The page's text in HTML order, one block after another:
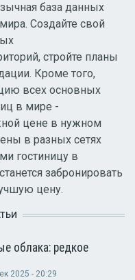
база данных
Создайте свой
стройте планы
Кроме того,
всех основных
в мире -
цене в нужном
в разных сетях
гостиницу в
забронировать
цену.
облака: редкое
2025 - 20:29